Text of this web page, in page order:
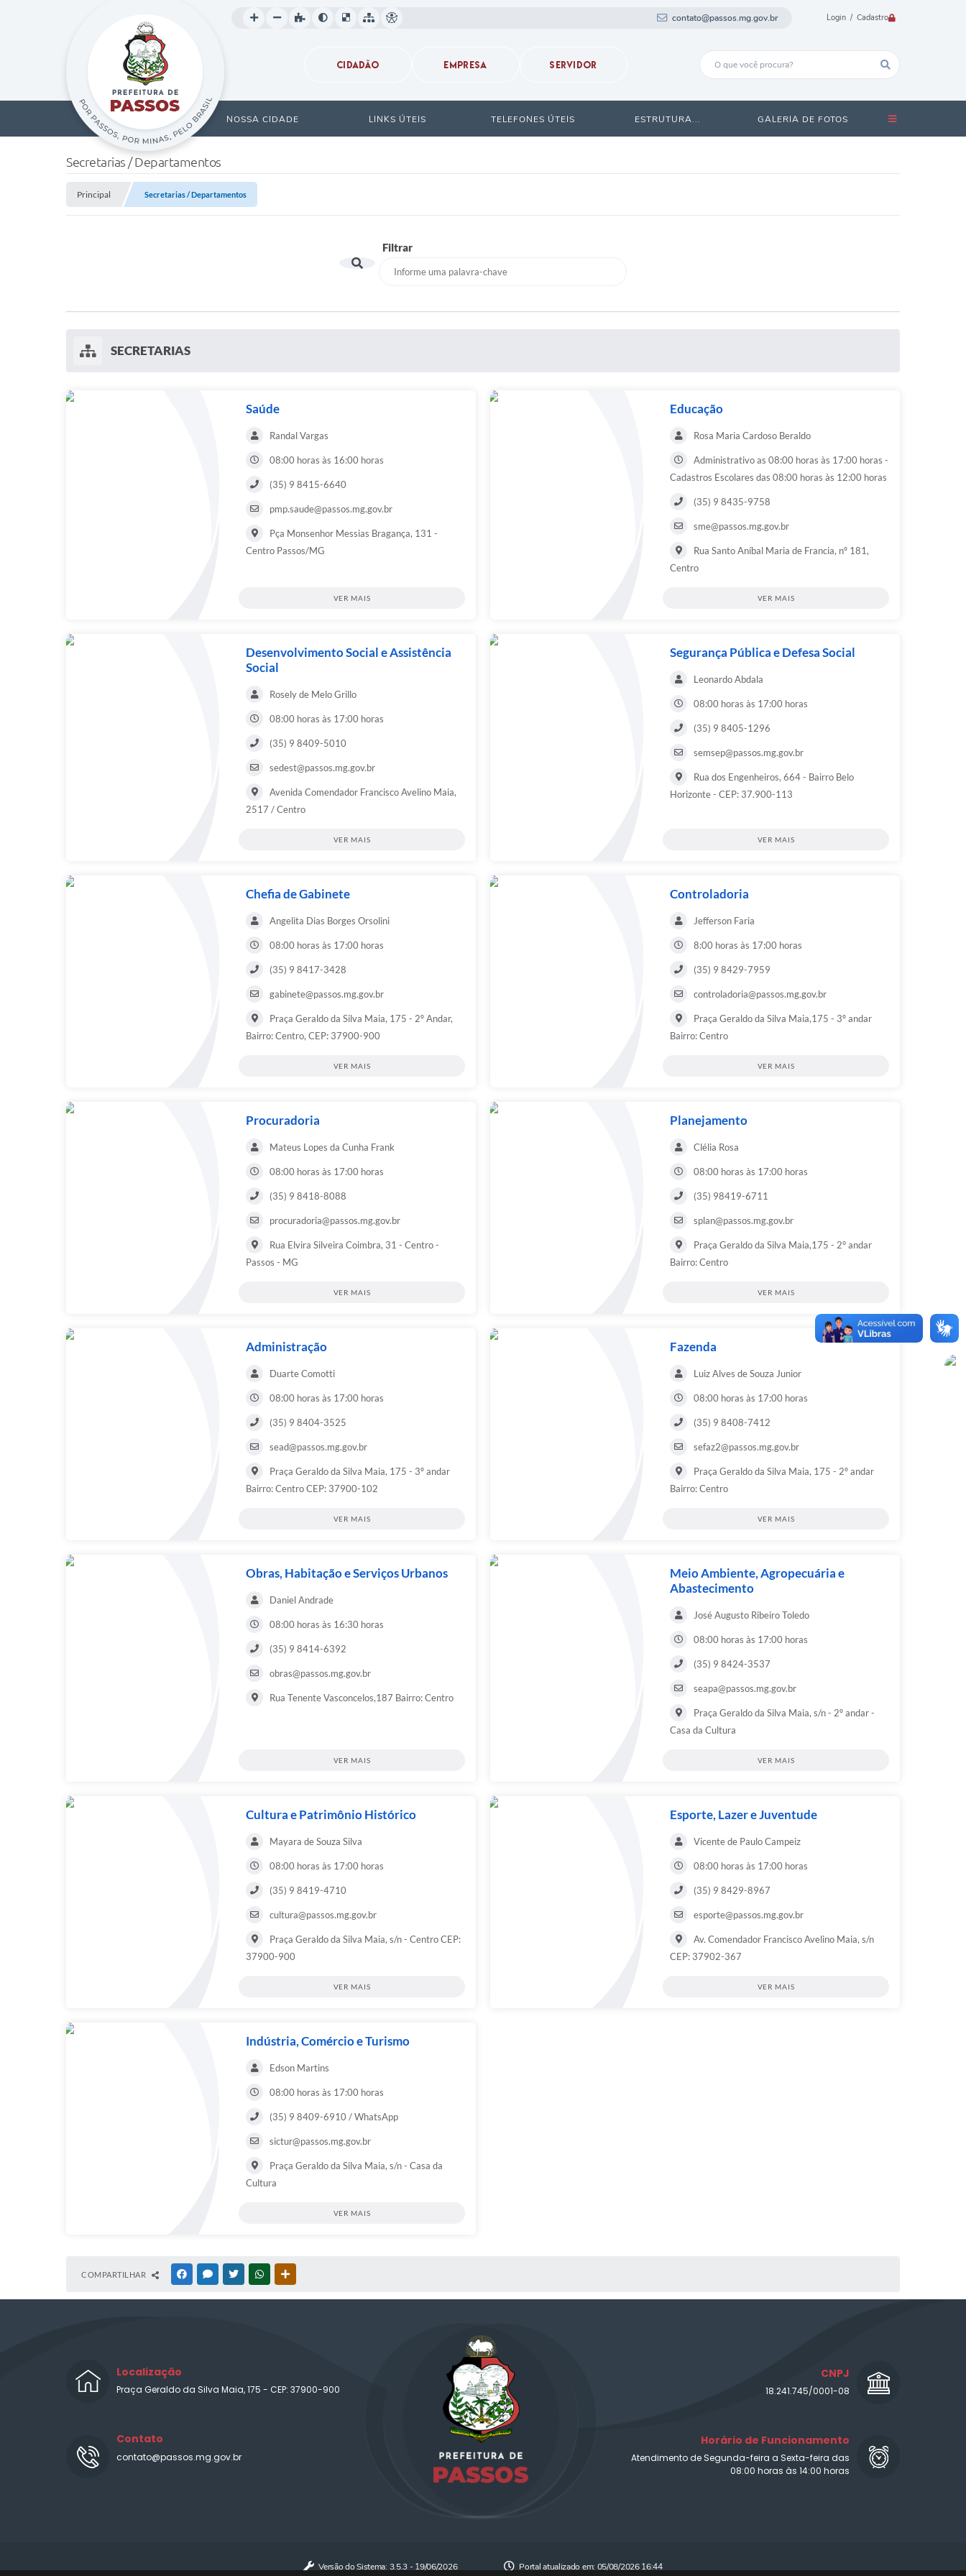
Login / Cadastro
contato@passos.mg.gov.br
CIDADÃO EMPRESA SERVIDOR
NOSSA CIDADE LINKS ÚTEIS TELEFONES ÚTEIS ESTRUTURA... GALERIA DE FOTOS
Secretarias / Departamentos
Principal Secretarias / Departamentos
Filtrar
SECRETARIAS
Saúde
Randal Vargas
08:00 horas às 16:00 horas
(35) 9 8415-6640
pmp.saude@passos.mg.gov.br
Pça Monsenhor Messias Bragança, 131 -
Centro Passos/MG
VER MAIS
Educação
Rosa Maria Cardoso Beraldo
Administrativo as 08:00 horas às 17:00 horas -
Cadastros Escolares das 08:00 horas às 12:00 horas
(35) 9 8435-9758
sme@passos.mg.gov.br
Rua Santo Aníbal Maria de Francia, nº 181,
Centro
VER MAIS
Desenvolvimento Social e Assistência
Social
Rosely de Melo Grillo
08:00 horas às 17:00 horas
(35) 9 8409-5010
sedest@passos.mg.gov.br
Avenida Comendador Francisco Avelino Maia,
2517 / Centro
VER MAIS
Segurança Pública e Defesa Social
Leonardo Abdala
08:00 horas às 17:00 horas
(35) 9 8405-1296
semsep@passos.mg.gov.br
Rua dos Engenheiros, 664 - Bairro Belo
Horizonte - CEP: 37.900-113
VER MAIS
Chefia de Gabinete
Angelita Dias Borges Orsolini
08:00 horas às 17:00 horas
(35) 9 8417-3428
gabinete@passos.mg.gov.br
Praça Geraldo da Silva Maia, 175 - 2º Andar,
Bairro: Centro, CEP: 37900-900
VER MAIS
Controladoria
Jefferson Faria
8:00 horas às 17:00 horas
(35) 9 8429-7959
controladoria@passos.mg.gov.br
Praça Geraldo da Silva Maia,175 - 3º andar
Bairro: Centro
VER MAIS
Procuradoria
Mateus Lopes da Cunha Frank
08:00 horas às 17:00 horas
(35) 9 8418-8088
procuradoria@passos.mg.gov.br
Rua Elvira Silveira Coimbra, 31 - Centro -
Passos - MG
VER MAIS
Planejamento
Clélia Rosa
08:00 horas às 17:00 horas
(35) 98419-6711
splan@passos.mg.gov.br
Praça Geraldo da Silva Maia,175 - 2° andar
Bairro: Centro
VER MAIS
Administração
Duarte Comotti
08:00 horas às 17:00 horas
(35) 9 8404-3525
sead@passos.mg.gov.br
Praça Geraldo da Silva Maia, 175 - 3º andar
Bairro: Centro CEP: 37900-102
VER MAIS
Fazenda
Luiz Alves de Souza Junior
08:00 horas às 17:00 horas
(35) 9 8408-7412
sefaz2@passos.mg.gov.br
Praça Geraldo da Silva Maia, 175 - 2º andar
Bairro: Centro
VER MAIS
Obras, Habitação e Serviços Urbanos
Daniel Andrade
08:00 horas às 16:30 horas
(35) 9 8414-6392
obras@passos.mg.gov.br
Rua Tenente Vasconcelos,187 Bairro: Centro
VER MAIS
Meio Ambiente, Agropecuária e
Abastecimento
José Augusto Ribeiro Toledo
08:00 horas às 17:00 horas
(35) 9 8424-3537
seapa@passos.mg.gov.br
Praça Geraldo da Silva Maia, s/n - 2º andar -
Casa da Cultura
VER MAIS
Cultura e Patrimônio Histórico
Mayara de Souza Silva
08:00 horas às 17:00 horas
(35) 9 8419-4710
cultura@passos.mg.gov.br
Praça Geraldo da Silva Maia, s/n - Centro CEP:
37900-900
VER MAIS
Esporte, Lazer e Juventude
Vicente de Paulo Campeiz
08:00 horas às 17:00 horas
(35) 9 8429-8967
esporte@passos.mg.gov.br
Av. Comendador Francisco Avelino Maia, s/n
CEP: 37902-367
VER MAIS
Indústria, Comércio e Turismo
Edson Martins
08:00 horas às 17:00 horas
(35) 9 8409-6910 / WhatsApp
sictur@passos.mg.gov.br
Praça Geraldo da Silva Maia, s/n - Casa da
Cultura
VER MAIS
COMPARTILHAR FACEBOOKMESSENGER
TWITTERWHATSAPP
Localização
Praça Geraldo da Silva Maia, 175 - CEP: 37900-900
Contato
contato@passos.mg.gov.br
CNPJ
18.241.745/0001-08
Horário de Funcionamento
Atendimento de Segunda-feira a Sexta-feira das
08:00 horas às 14:00 horas
Versão do Sistema: 3.5.3 - 19/06/2026 Portal atualizado em: 05/08/2026 16:44